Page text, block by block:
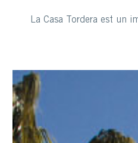
La Casa Tordera est un